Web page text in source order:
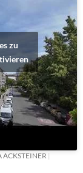
zu
ACKSTEINER